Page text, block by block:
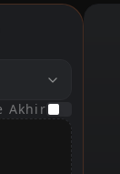
Akhir